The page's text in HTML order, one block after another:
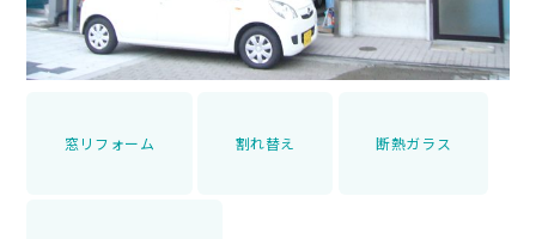
窓リフォーム 割れ替え 断熱ガラス